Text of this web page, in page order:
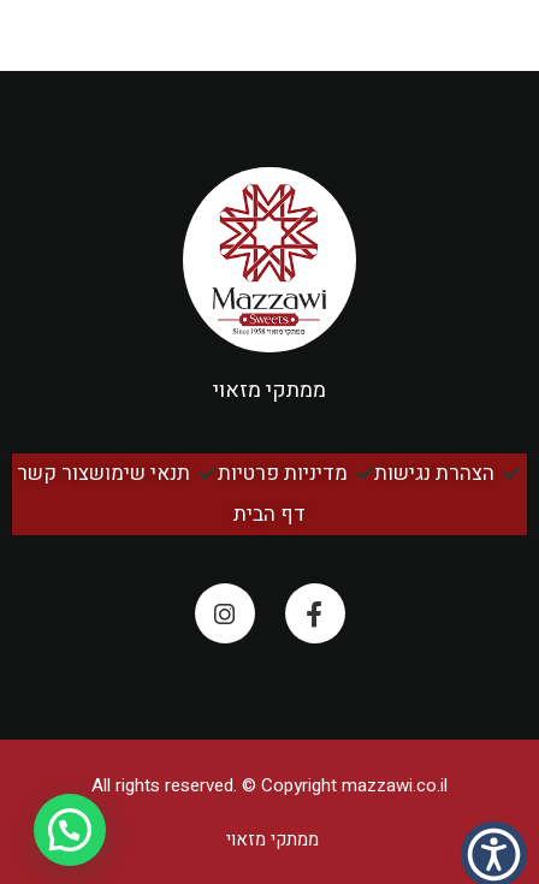
ממתקי מזאוי
הצהרת נגישות מדיניות פרטיות תנאי שימושצור קשר
דף הבית
All rights reserved. © Copyrightmazzawi.co.il
ממתקי מזאוי